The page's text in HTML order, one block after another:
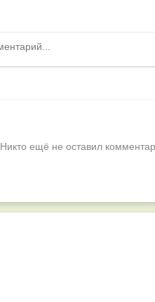
Никто ещё не оставил